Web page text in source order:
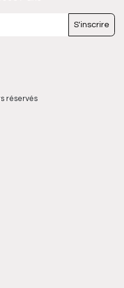
S'inscrire
réservés